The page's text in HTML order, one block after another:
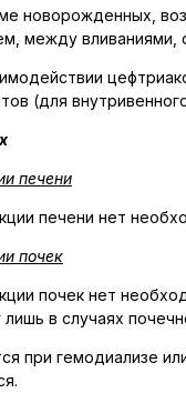
новорожденных,
между
(для
печени
печени нет
почек
почек нет
в случаях
при гемодиализе